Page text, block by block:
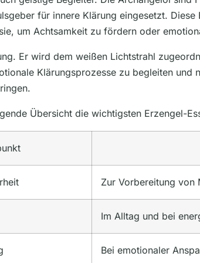
für innere Klärung eingesetzt.
um Achtsamkeit zu fördern oder
Er wird dem weißen Lichtstrahl
Klärungsprozesse zu begleiten und
Übersicht die wichtigsten Erzengel-
Zur Vorbereitung von
Im Alltag und bei
Bei emotionaler